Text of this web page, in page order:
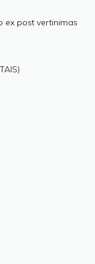
ex post vertinimas